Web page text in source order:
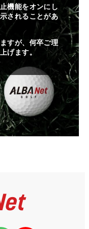
機能をオンにし
されることがあ
すが、何卒ご理
げます。